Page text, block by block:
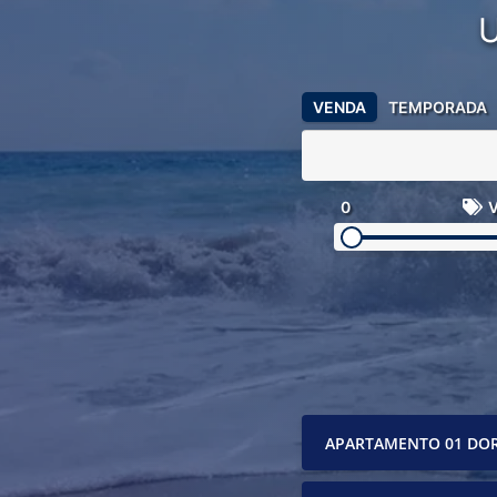
VENDA TEMPORADA
0
APARTAMENTO 01